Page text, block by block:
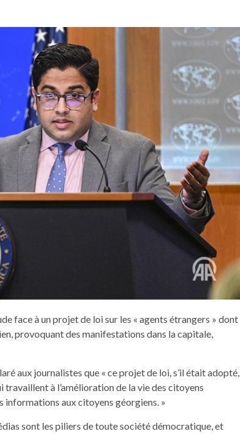
face à un projet de loi sur les « agents étrangers » dont
provoquant des manifestations dans la capitale,
aux journalistes que « ce projet de loi, s’il était adopté,
à l’amélioration de la vie des citoyens
informations aux citoyens géorgiens. »
sont les piliers de toute société démocratique, et